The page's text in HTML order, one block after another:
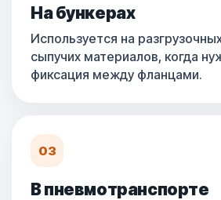
На бункерах
Используется на
сыпучих материалов, когда
фиксация между фланцами.
03
В пневмотранспорте